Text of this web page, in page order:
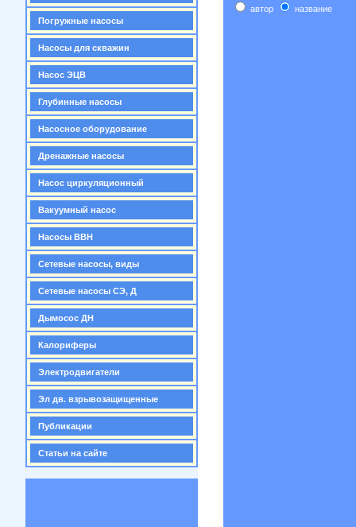
Погружные насосы
Насосы для скважин
Насос ЭЦВ
Глубинные насосы
Насосное оборудование
Дренажные насосы
Насос циркуляционный
Вакуумный насос
Насосы ВВН
Сетевые насосы, виды
Сетевые насосы СЭ, Д
Дымосос ДН
Калориферы
Электродвигатели
Эл дв. взрывозащищенные
Публикации
Статьи на сайте
автор название